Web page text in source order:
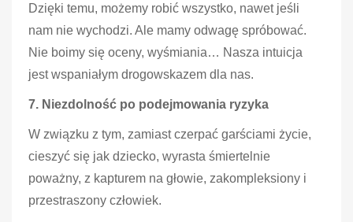
Dzięki temu, możemy robić wszystko, nawet jeśli
nam nie wychodzi. Ale mamy odwagę spróbować.
Nie boimy się oceny, wyśmiania… Nasza intuicja
jest wspaniałym drogowskazem dla nas.
7. Niezdolność po podejmowania ryzyka
W związku z tym, zamiast czerpać garściami życie,
cieszyć się jak dziecko, wyrasta śmiertelnie
poważny, z kapturem na głowie, zakompleksiony i
przestraszony człowiek.